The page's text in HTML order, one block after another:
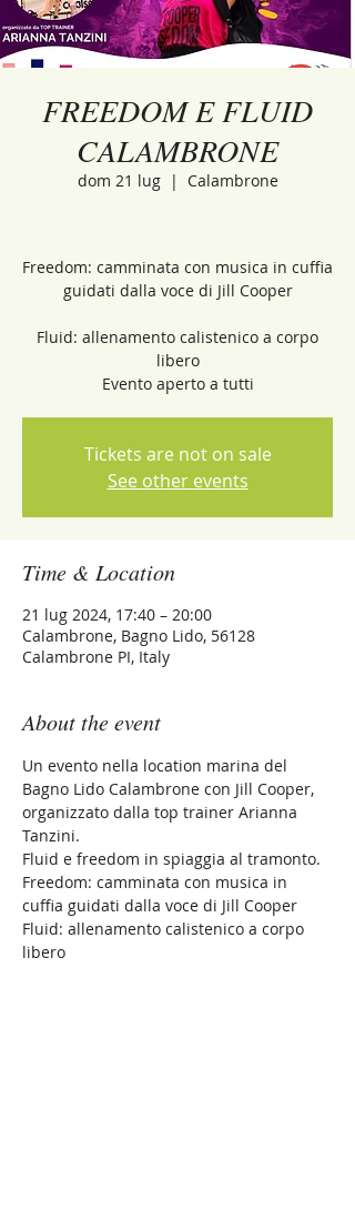
FREEDOM E FLUID
CALAMBRONE
dom 21 lug
  |
Calambrone
Freedom: camminata con musica in cuffia
guidati dalla voce di Jill Cooper
Fluid: allenamento calistenico a corpo
libero
Evento aperto a tutti
Tickets are not on sale
See other events
Time & Location
21 lug 2024, 17:40 – 20:00
Calambrone, Bagno Lido, 56128
Calambrone PI, Italy
About the event
Un evento nella location marina del
Bagno Lido Calambrone con Jill Cooper,
organizzato dalla top trainer Arianna
Tanzini.
Fluid e freedom in spiaggia al tramonto.
Freedom: camminata con musica in
cuffia guidati dalla voce di Jill Cooper
Fluid: allenamento calistenico a corpo
libero